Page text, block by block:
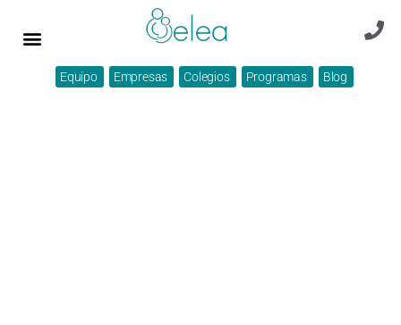
Equipo Empresas Colegios Programas Blog